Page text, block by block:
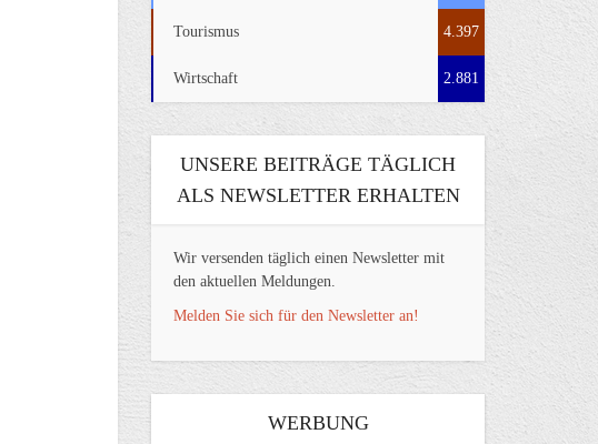
Tourismus 4.397
Wirtschaft 2.881
UNSERE BEITRÄGE TÄGLICH
ALS NEWSLETTER ERHALTEN
Wir versenden täglich einen Newsletter mit
den aktuellen Meldungen.
Melden Sie sich für den Newsletter an!
WERBUNG